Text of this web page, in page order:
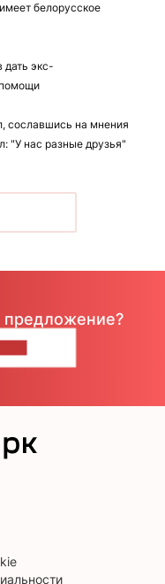
белорусское
дать экс-
сославшись на мнения
"У нас разные друзья"
предложение?